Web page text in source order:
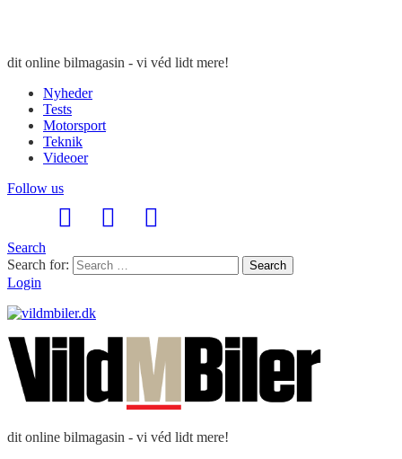
dit online bilmagasin - vi véd lidt mere!
Nyheder
Tests
Motorsport
Teknik
Videoer
Follow us
Search
Search for:
Search
Login
dit online bilmagasin - vi véd lidt mere!